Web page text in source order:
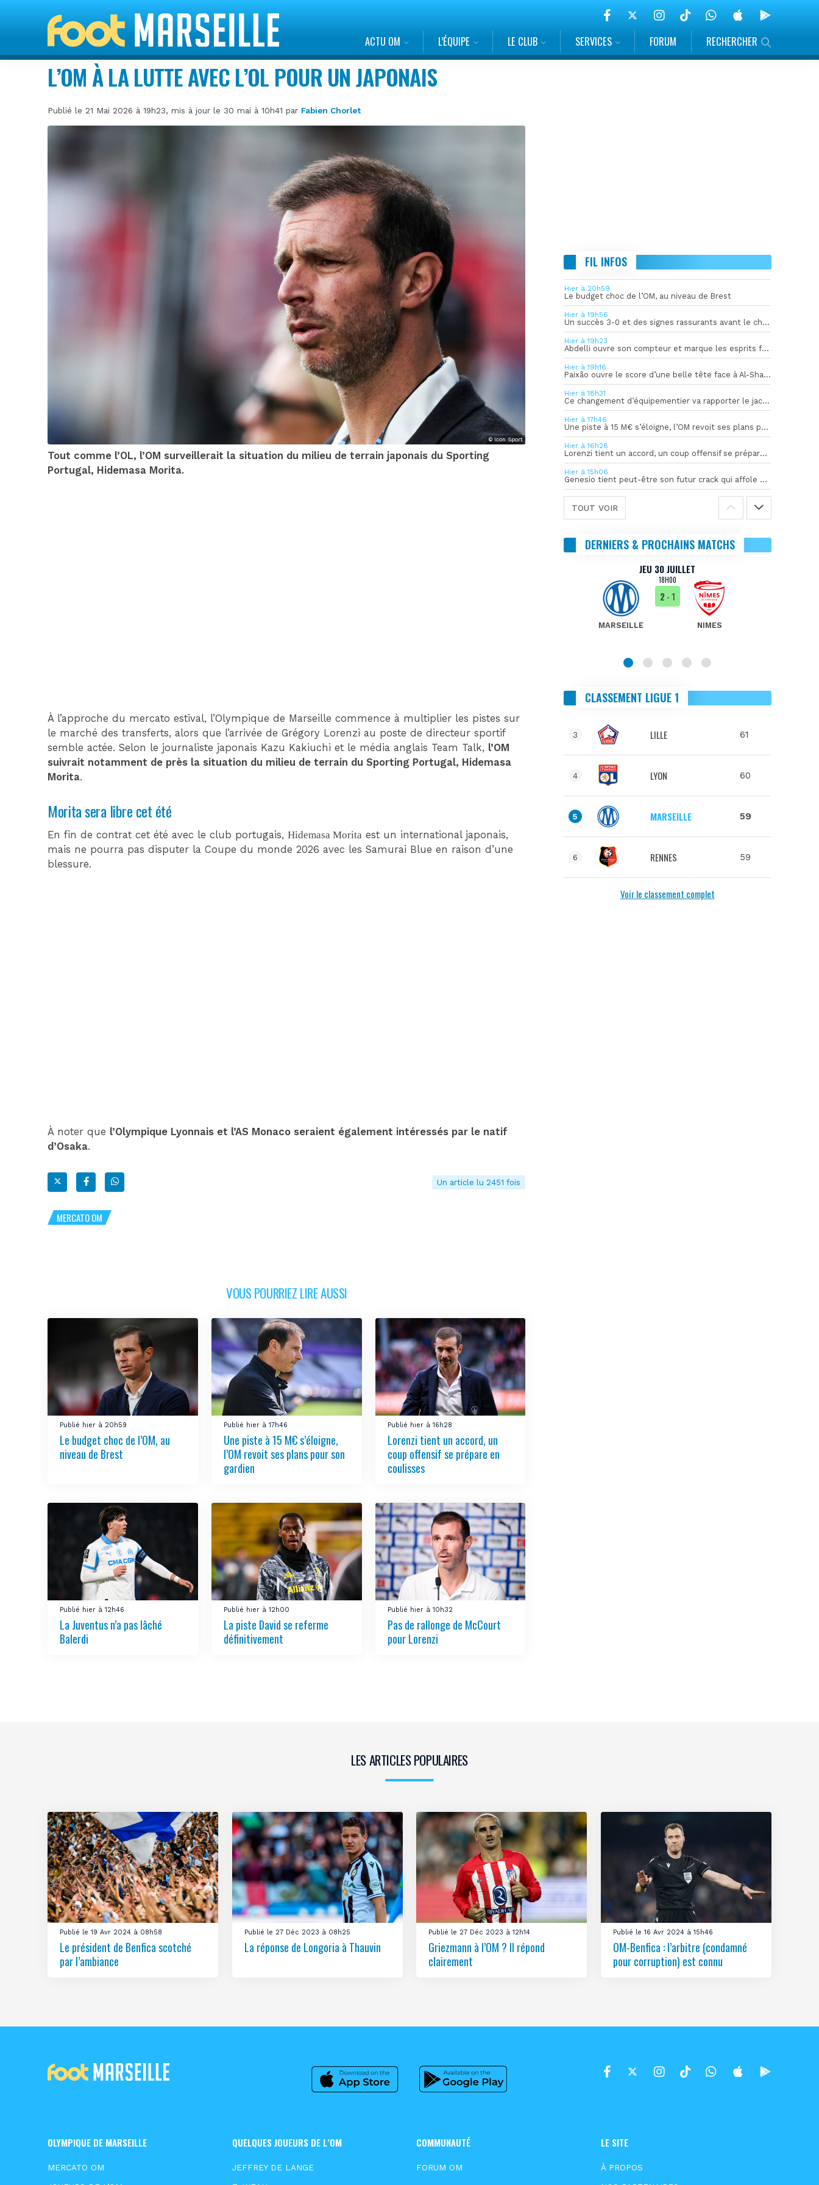
ACTU OM L’ÉQUIPE LE CLUB SERVICES FORUM RECHERCHER
L’OM À LA LUTTE AVEC L’OL POUR UN JAPONAIS
Publié le 21 Mai 2026 à 19h23, mis à jour le 30 mai à 10h41 par Fabien Chorlet
© Icon Sport
Tout comme l’OL, l’OM surveillerait la situation du milieu de terrain japonais du Sporting
Portugal, Hidemasa Morita.
À l’approche du mercato estival, l’Olympique de Marseille commence à multiplier les pistes sur
le marché des transferts, alors que l’arrivée de Grégory Lorenzi au poste de directeur sportif
semble actée. Selon le journaliste japonais Kazu Kakiuchi et le média anglais Team Talk, l’OM
suivrait notamment de près la situation du milieu de terrain du Sporting Portugal, Hidemasa
Morita.
Morita sera libre cet été
En fin de contrat cet été avec le club portugais,Hidemasa Morita est un international japonais,
mais ne pourra pas disputer la Coupe du monde 2026 avec les Samurai Blue en raison d’une
blessure.
À noter que l’Olympique Lyonnais et l’AS Monaco seraient également intéressés par le natif
d’Osaka.
Un article lu 2451 fois
MERCATO OM
VOUS POURRIEZ LIRE AUSSI
Publié hier à 20h59
Le budget choc de l’OM, au
niveau de Brest
Publié hier à 17h46
Une piste à 15 M€ s’éloigne,
l’OM revoit ses plans pour son
gardien
Publié hier à 16h28
Lorenzi tient un accord, un
coup offensif se prépare en
coulisses
Publié hier à 12h46
La Juventus n’a pas lâché
Balerdi
Publié hier à 12h00
La piste David se referme
définitivement
Publié hier à 10h32
Pas de rallonge de McCourt
pour Lorenzi
FIL INFOS
Hier à 20h59
Le budget choc de l’OM, au niveau de Brest
Hier à 19h56
Un succès 3-0 et des signes rassurants avant le choc face à Bilbao
Hier à 19h23
Abdelli ouvre son compteur et marque les esprits face à Al-Shahania
Hier à 19h16
Paixão ouvre le score d’une belle tête face à Al-Shahania
Hier à 18h31
Ce changement d’équipementier va rapporter le jackpot à l’OM
Hier à 17h46
Une piste à 15 M€ s’éloigne, l’OM revoit ses plans pour son gardien
Hier à 16h28
Lorenzi tient un accord, un coup offensif se prépare en coulisses
Hier à 15h06
Genesio tient peut-être son futur crack qui affole déjà l’Europe
TOUT VOIR
DERNIERS & PROCHAINS MATCHS
JEU 30 JUILLET
18H00
MARSEILLE
2- 1
NIMES
CLASSEMENT LIGUE 1
3 LILLE 61
4 LYON 60
5 MARSEILLE 59
6 RENNES 59
Voir le classement complet
LES ARTICLES POPULAIRES
Publié le 19 Avr 2024 à 08h58
Le président de Benfica scotché
par l’ambiance
Publié le 27 Déc 2023 à 08h25
La réponse de Longoria à Thauvin
Publié le 27 Déc 2023 à 12h14
Griezmann à l’OM ? Il répond
clairement
Publié le 16 Avr 2024 à 15h46
OM-Benfica : l’arbitre (condamné
pour corruption) est connu
OLYMPIQUE DE MARSEILLE
MERCATO OM
QUELQUES JOUEURS DE L’OM
JEFFREY DE LANGE
COMMUNAUTÉ
FORUM OM
LE SITE
À PROPOS